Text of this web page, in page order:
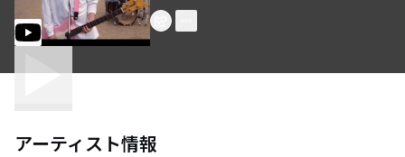
アーティスト情報